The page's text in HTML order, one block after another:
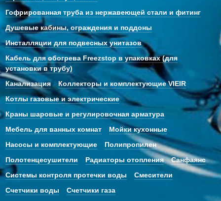
Гофрированная труба из нержавеющей стали и фитинг
Душевые кабины, ограждения и поддоны
Инсталляции для подвесных унитазов
Кабель для обогрева Freezstop в упаковках (для
установки в трубу)
Канализация
Коллекторы и комплектующие VIEIR
Котлы газовые и электрические
Краны шаровые и регулировочная арматура
Мебель для ванных комнат
Мойки кухонные
Насосы и комплектующие
Полипропилен
Полотенцесушители
Радиаторы отопления
Санфаянс
Системы контроля протечки воды
Смесители
Счетчики воды
Счетчики газа